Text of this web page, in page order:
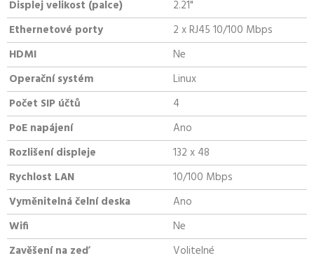
Displej velikost (palce)
2.21"
Ethernetové porty
2 x RJ45 10/100 Mbps
HDMI
Ne
Operační systém
Linux
Počet SIP účtů
4
PoE napájení
Ano
Rozlišení displeje
132 x 48
Rychlost LAN
10/100 Mbps
Vyměnitelná čelní deska
Ano
Wifi
Ne
Zavěšení na zeď
Volitelné